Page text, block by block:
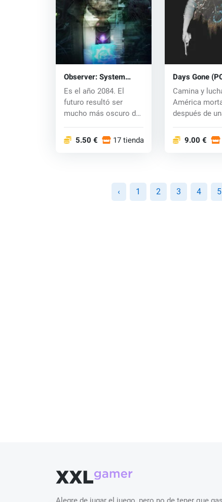
Observer: System
Redux (PC) key
Es el año 2084. El
futuro resultó ser
mucho más oscuro de
5.50 € 17 tiendas
Days Gone
Camina y
América
después de
De...9.00 €
‹ 1 2 3 4 5